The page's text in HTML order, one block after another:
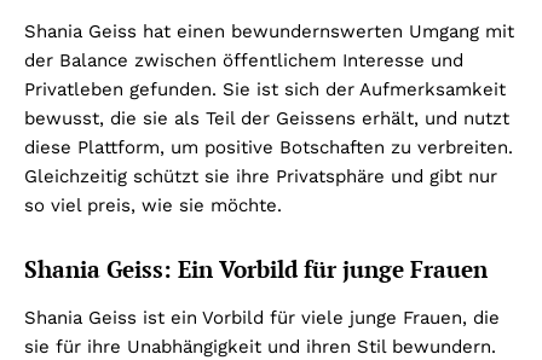
Shania Geiss hat einen bewundernswerten Umgang mit
der Balance zwischen öffentlichem Interesse und
Privatleben gefunden. Sie ist sich der Aufmerksamkeit
bewusst, die sie als Teil der Geissens erhält, und nutzt
diese Plattform, um positive Botschaften zu verbreiten.
Gleichzeitig schützt sie ihre Privatsphäre und gibt nur
so viel preis, wie sie möchte.
Shania Geiss: Ein Vorbild für junge Frauen
Shania Geiss ist ein Vorbild für viele junge Frauen, die
sie für ihre Unabhängigkeit und ihren Stil bewundern.